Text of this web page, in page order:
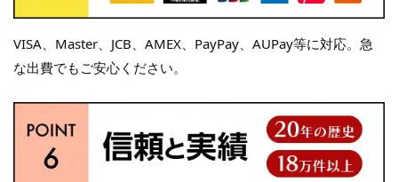
VISA、Master、JCB、AMEX、PayPay、AUPay等に対応。急
な出費でもご安心ください。